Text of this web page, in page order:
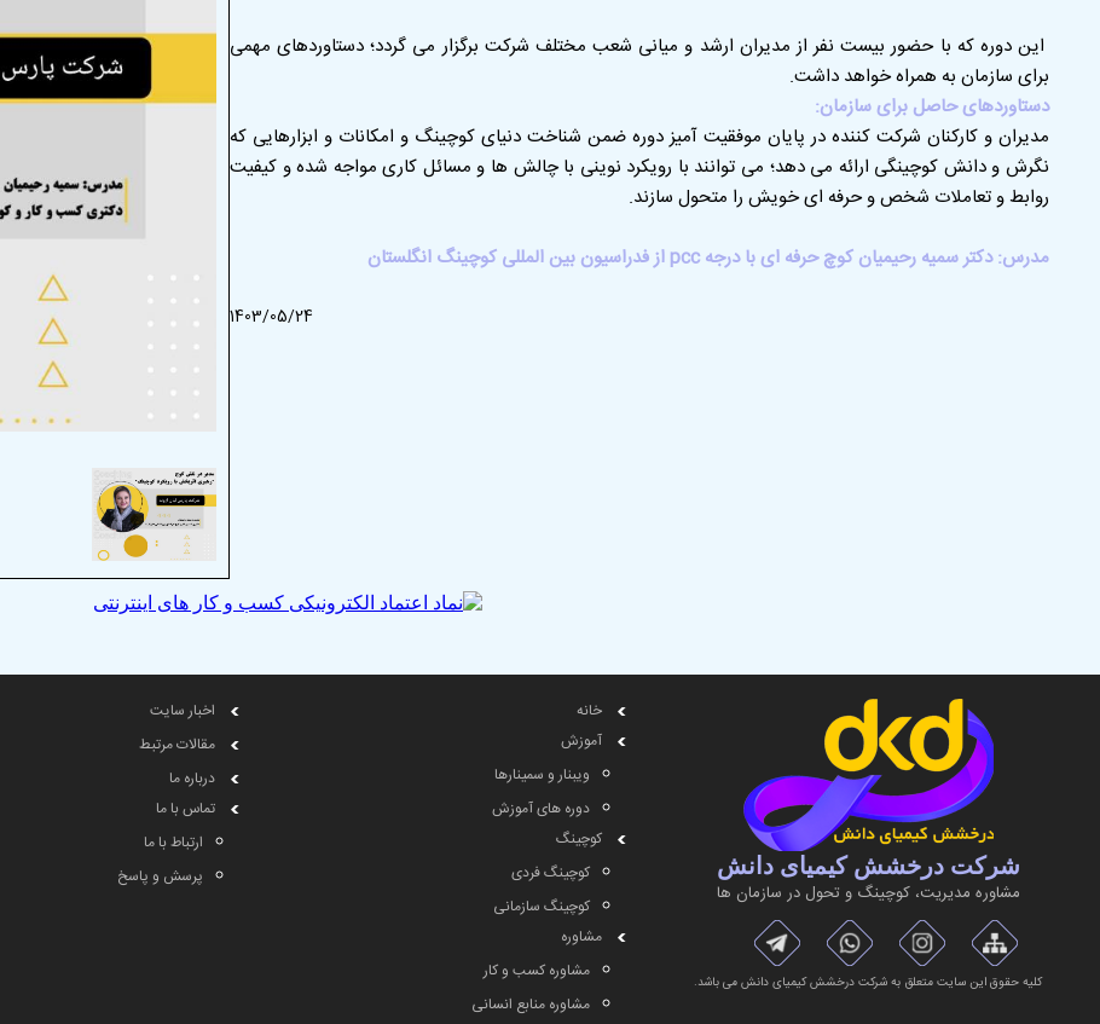
این دوره که با حضور بیست نفر از مدیران ارشد و میانی شعب مختلف شرکت برگزار می گردد؛ دستاوردهای مهمی
برای سازمان به همراه خواهد داشت.
دستاوردهای حاصل برای سازمان:
مدیران و کارکنان شرکت کننده در پایان موفقیت آمیز دوره ضمن شناخت دنیای کوچینگ و امکانات و ابزارهایی که
نگرش و دانش کوچینگی ارائه می دهد؛ می توانند با رویکرد نوینی با چالش ها و مسائل کاری مواجه شده و کیفیت
روابط و تعاملات شخص و حرفه ای خویش را متحول سازند.
مدرس: دکتر سمیه رحیمیان کوچ حرفه ای با درجه pcc از فدراسیون بین المللی کوچینگ انگلستان
1403/05/24
شرکت درخشش کیمیای دانش
مشاوره مديريت، کوچینگ و تحول در سازمان ها
کلیه حقوق این سایت متعلق به شرکت درخشش کیمیای دانش می باشد.
خانه
آموزش
ویبنار و سمینارها
دوره های آموزش
کوچینگ
کوچینگ فردی
کوچینگ سازمانی
مشاوره
مشاوره کسب و کار
مشاوره منابع انسانی
اخبار سایت
مقالات مرتبط
درباره ما
تماس با ما
ارتباط با ما
پرسش و پاسخ